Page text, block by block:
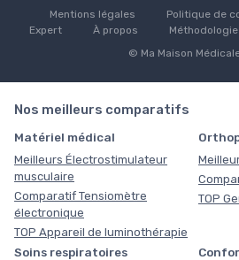
Mentions légales Politique de
Expert
À propos Méthodologie
© Ma Maison
Nos meilleurs comparatifs
Matériel médical
Meilleurs Électrostimulateur
musculaire
Comparatif Tensiomètre
électronique
TOP Appareil de luminothérapie
TOP
Soins respiratoires